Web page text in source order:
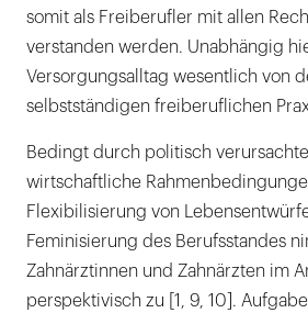
somit als Freiberufler mit allen
verstanden werden. Unabhängig
Versorgungsalltag wesentlich von
selbstständigen freiberuflichen
Bedingt durch politisch
wirtschaftliche
Flexibilisierung von
Feminisierung des Berufsstandes
Zahnärztinnen und Zahnärzten im
perspektivisch zu [1, 9, 10].